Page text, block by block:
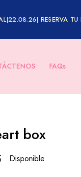
RESERVA
FAQs
box
Disponible